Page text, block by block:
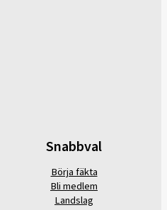
Snabbval
Börja fäkta
Bli medlem
Landslag